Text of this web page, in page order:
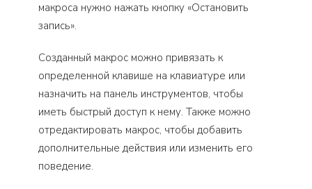
макроса нужно нажать кнопку «Остановить
запись».
Созданный макрос можно привязать к
определенной клавише на клавиатуре или
назначить на панель инструментов, чтобы
иметь быстрый доступ к нему. Также можно
отредактировать макрос, чтобы добавить
дополнительные действия или изменить его
поведение.